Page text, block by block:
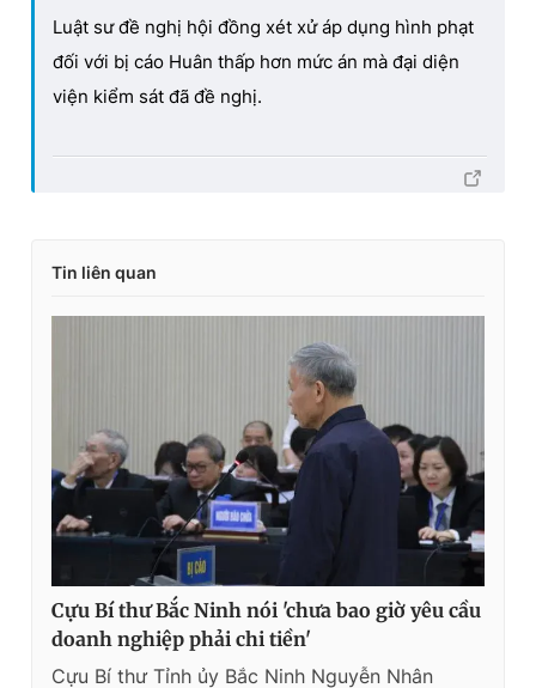
Luật sư đề nghị hội đồng xét xử áp dụng hình phạt
đối với bị cáo Huân thấp hơn mức án mà đại diện
viện kiểm sát đã đề nghị.
Tin liên quan
Cựu Bí thư Bắc Ninh nói 'chưa bao giờ yêu cầu
doanh nghiệp phải chi tiền'
Cựu Bí thư Tỉnh ủy Bắc Ninh Nguyễn Nhân